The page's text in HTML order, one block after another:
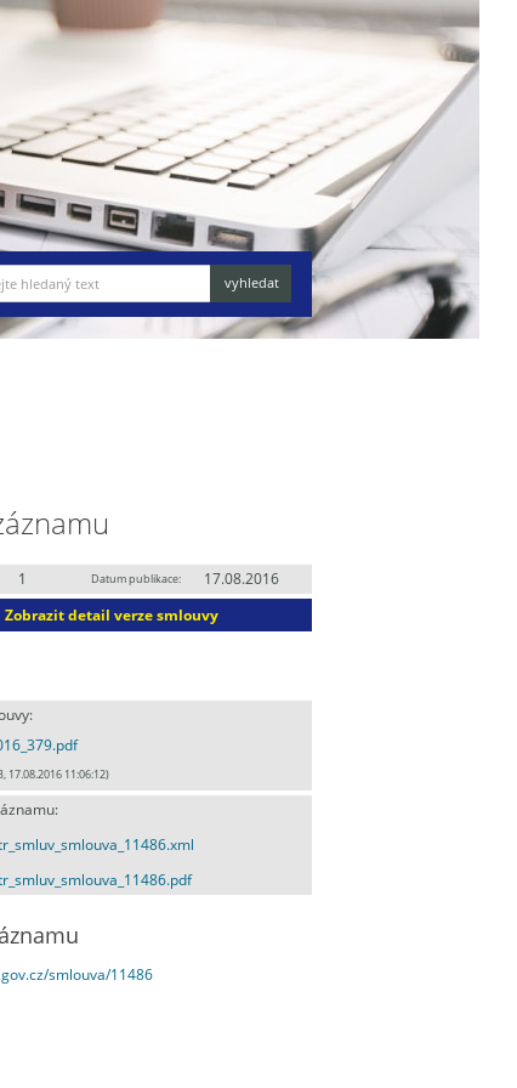
1 Datum publikace:
17.08.2016
Zobrazit detail verze smlouvy
17.08.2016 11:06:12)
smlouva/11486